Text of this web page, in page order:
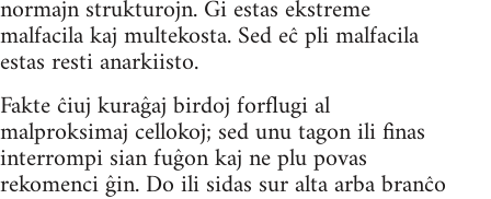
normajn strukturojn. Ĝi estas ekstreme
malfacila kaj multekosta. Sed eĉ pli malfacila
estas resti anarkiisto.
Fakte ĉiuj kuraĝaj birdoj forflugi al
malproksimaj cellokoj; sed unu tagon ili finas
interrompi sian fuĝon kaj ne plu povas
rekomenci ĝin. Do ili sidas sur alta arba branĉo